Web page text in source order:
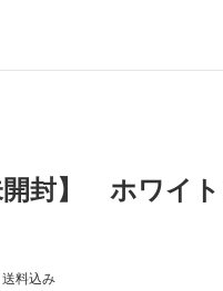
開封】 ホワイ
料込み